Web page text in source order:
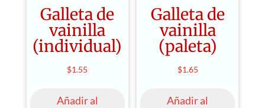
Galleta de
vainilla
(individual)
$1.55
Añadir al
Galleta de
vainilla
(paleta)
$1.65
Añadir al